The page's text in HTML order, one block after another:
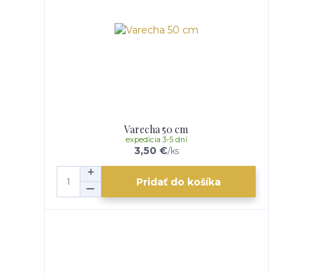
Varecha 50 cm
3,50 €/ks
expedícia 3-5 dní
Pridať do košíka